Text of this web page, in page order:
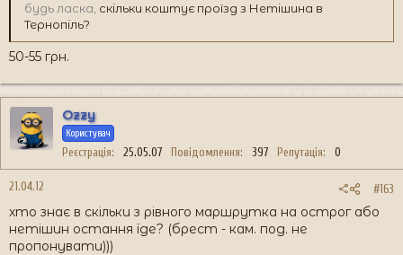
будь ласка, скільки коштує проїзд з Нетішина в
Тернопіль?
50-55 грн.
Ozzy
Користувач
Реєстрація 25.05.07 Повідомлення 397 Репутація 0
21.04.12 #163
хто знає в скільки з рівного маршрутка на острог або
нетішин остання їде? (брест - кам. под. не
пропонувати)))